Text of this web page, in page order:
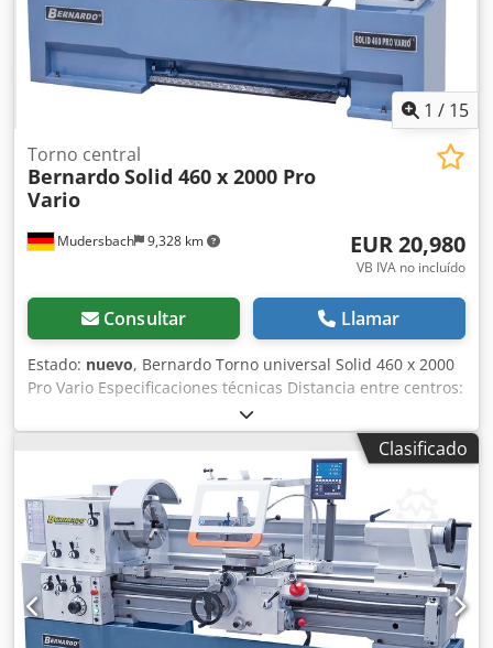
y sencillo utilizando el mango de arco. - Sujeción de la
pieza de trabajo mediante una palanca grande
1 / 15
Mudersbach 9,328 km
Torno central
BernardoSolid 460 x 2000 Pro
Vario
EUR 20,980
VB IVA no incluído
Consultar Llamar
Estado: nuevo, Bernardo Torno universal Solid 460 x 2000
Pro Vario Especificaciones técnicas Distancia entre centros:
2000 mm Altura de centros: 230 mm Dkjdpfx Aexl Tcmencjr
Diámetro de giro sobre bancada: 460 mm Diámetro de giro
sobre escote: 690 mm Diámetro de giro sobre carro
transversal: 274 mm Ancho de bancada: 300 mm Diámetro
del agujero del husillo: 80 mm Nariz del husillo: DIN
55029, D1-8 Rango de velocidades: 25 – 250 / 250 – 1700
rpm Avances longitudinales (42): 0,055 – 3,065 mm/vuelta
Avances transversales (42): 0,025 – 1,386 mm/vuelta Roscas
métricas (41): 0,1 – 14 mm Roscas en pulgadas (60): 2 – 112
hilos/pulgada Diámetro de la caña del contrapunto: 60 mm
Recorrido de la caña del contrapunto: 130 mm Cono de la
Clasificado